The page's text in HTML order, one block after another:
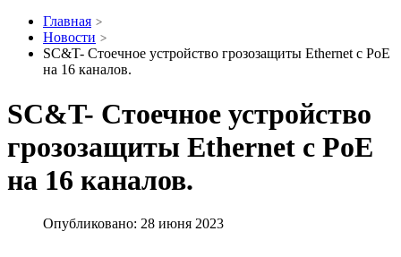
Главная
Новости
SC&T- Стоечное устройство грозозащиты Ethernet c PoE
на 16 каналов.
SC&T- Стоечное устройство
грозозащиты Ethernet c PoE
на 16 каналов.
Опубликовано: 28 июня 2023